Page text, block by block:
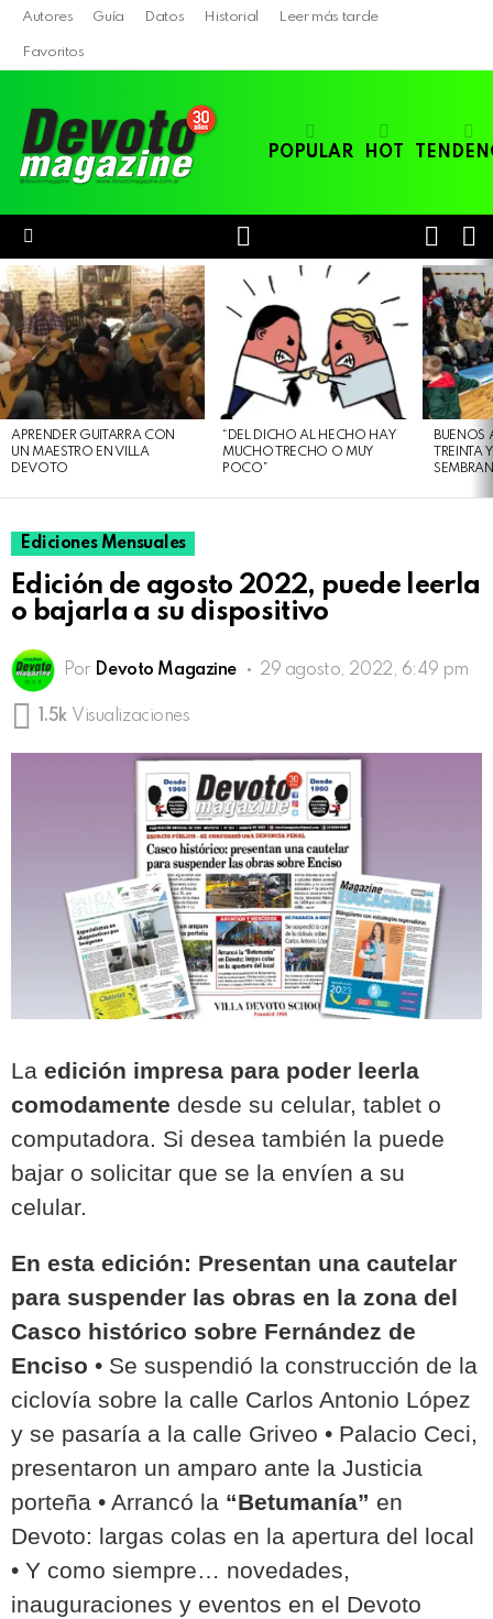
Autores Guía Datos Historial Leer más tarde
Favoritos
POPULAR HOT
SKIN
LATEST
STORIES
APRENDER GUITARRA CON
UN MAESTRO EN VILLA
DEVOTO
“DEL DICHO AL HECHO HAY
MUCHO TRECHO O MUY
POCO”
BUENOS
Ediciones Mensuales
Edición de agosto 2022, puede leerla
o bajarla a su dispositivo
Por Devoto Magazine 29 agosto, 2022, 6:49 pm
1.5k Visualizaciones
La edición impresa para poder leerla
comodamente desde su celular, tablet o
computadora. Si desea también la puede
bajar o solicitar que se la envíen a su
celular.
En esta edición: Presentan una cautelar
para suspender las obras en la zona del
Casco histórico sobre Fernández de
Enciso • Se suspendió la construcción de la
ciclovía sobre la calle Carlos Antonio López
y se pasaría a la calle Griveo • Palacio Ceci,
presentaron un amparo ante la Justicia
porteña • Arrancó la “Betumanía” en
Devoto: largas colas en la apertura del local
• Y como siempre… novedades,
inauguraciones y eventos en el Devoto